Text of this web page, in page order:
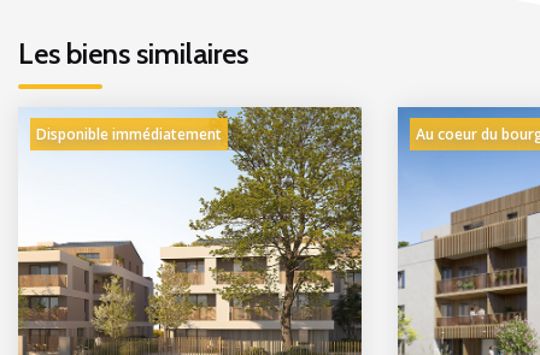
Les biens similaires
Disponible immédiatement Au coeur du